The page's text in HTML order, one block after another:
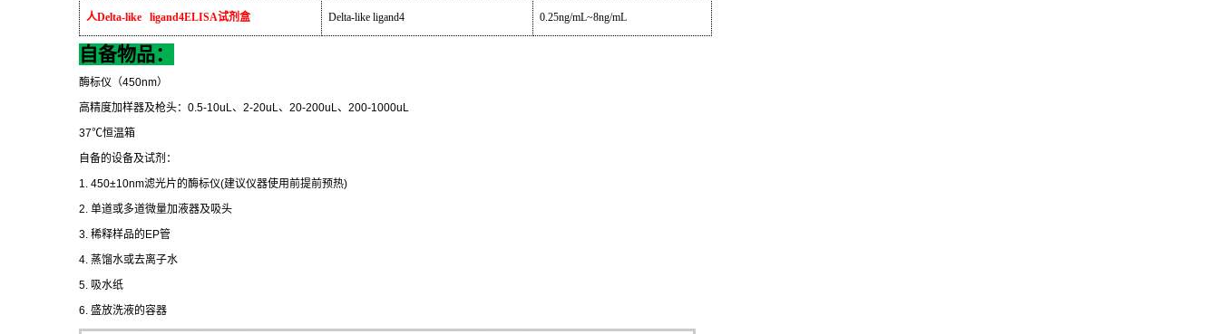
人Delta-like ligand4ELISA试剂盒 Delta-like ligand4 0.25ng/mL~8ng/mL
自备物品：
酶标仪（450nm）
高精度加样器及枪头： 0.5-10uL 、 2-20uL 、 20-200uL 、 200-1000uL
37℃恒温箱
自备的设备及试剂：
1. 450±10nm滤光片的酶标仪(建议仪器使用前提前预热)
2. 单道或多道微量加液器及吸头
3. 稀释样品的EP管
4. 蒸馏水或去离子水
5. 吸水纸
6. 盛放洗液的容器